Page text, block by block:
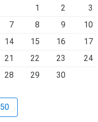
1 2
3
7 8 9
10
14 15 16
17
21 22 23
24
28 29 30